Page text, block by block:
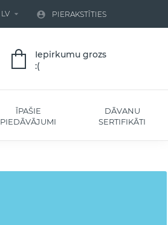
LV   PIERAKSTĪTIES
Iepirkumu grozs
:(
ĪPAŠIE
PIEDĀVĀJUMI
DĀVANU
SERTIFIKĀTI